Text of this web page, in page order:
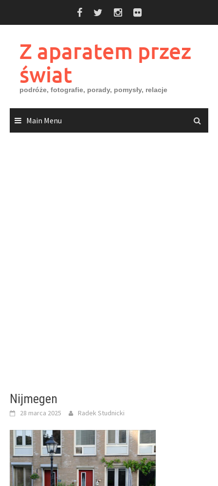
Z aparatem przez
świat
podróże, fotografie, porady, pomysły, relacje
Main Menu
Nijmegen
28 marca 2025 Radek Studnicki